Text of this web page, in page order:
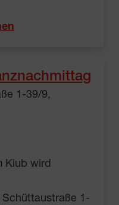
1-39/9,
Klub wird
1-